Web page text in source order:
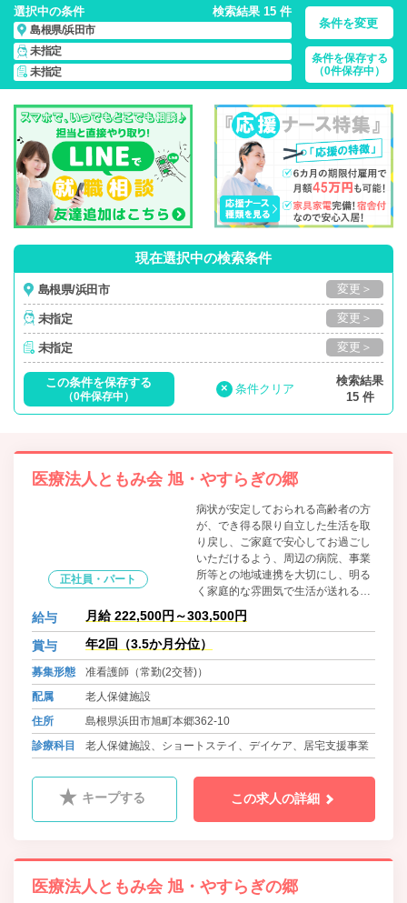
選択中の条件 検索結果 15 件
島根県/浜田市
未指定
未指定
条件を変更
条件を保存する
（0件保存中）
島根県/浜田市/正社員・パート・応援ナース・派遣の 看護師求
人・派遣・転職・募集一覧
現在選択中の検索条件
島根県/浜田市 変更＞
未指定 変更＞
未指定 変更＞
この条件を保存する
（0件保存中）
× 条件クリア
検索結果
15 件
医療法人ともみ会 旭・やすらぎの郷
正社員・パート
病状が安定しておられる高齢者の方
が、でき得る限り自立した生活を取
り戻し、ご家庭で安心してお過ごし
いただけるよう、周辺の病院、事業
所等との地域連携を大切にし、明る
く家庭的な雰囲気で生活が送れるよ
うに医療・介護・リハビリテーショ
ンを通じて日常の生活支援を行って
おります。
給与 月給 222,500円～303,500円
賞与 年2回（3.5か月分位）
募集形態
准看護師（常勤(2交替)）
配属
老人保健施設
住所
島根県浜田市旭町本郷362-10
診療科目
老人保健施設、ショートステイ、デイケア、居宅支援事業
キープする この求人の詳細
医療法人ともみ会 旭・やすらぎの郷